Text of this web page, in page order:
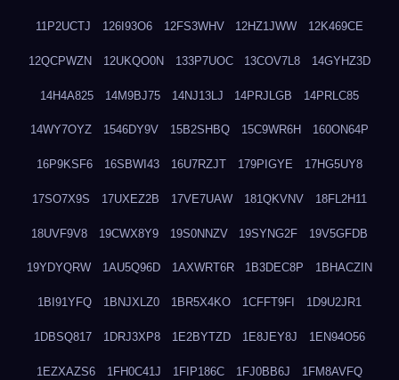
11P2UCTJ 126I93O6 12FS3WHV 12HZ1JWW 12K469CE
12QCPWZN 12UKQO0N 133P7UOC 13COV7L8 14GYHZ3D
14H4A825 14M9BJ75 14NJ13LJ 14PRJLGB 14PRLC85
14WY7OYZ 1546DY9V 15B2SHBQ 15C9WR6H 160ON64P
16P9KSF6 16SBWI43 16U7RZJT 179PIGYE 17HG5UY8
17SO7X9S 17UXEZ2B 17VE7UAW 181QKVNV 18FL2H11
18UVF9V8 19CWX8Y9 19S0NNZV 19SYNG2F 19V5GFDB
19YDYQRW 1AU5Q96D 1AXWRT6R 1B3DEC8P 1BHACZIN
1BI91YFQ 1BNJXLZ0 1BR5X4KO 1CFFT9FI 1D9U2JR1
1DBSQ817 1DRJ3XP8 1E2BYTZD 1E8JEY8J 1EN94O56
1EZXAZS6 1FH0C41J 1FIP186C 1FJ0BB6J 1FM8AVFQ